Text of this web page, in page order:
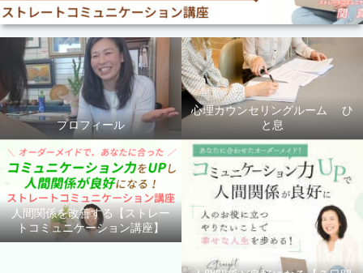
プロフィール
心理カウンセリングルーム ひ
と息
人間関係を改善する【ストレー
トコミュニケーション講座】